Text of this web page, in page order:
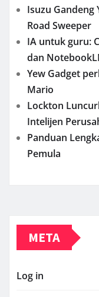
Isuzu Gandeng
Road Sweeper
IA untuk guru:
dan
Yew Gadget
Mario
Lockton
Intelijen
Panduan
Pemula
META
Log in